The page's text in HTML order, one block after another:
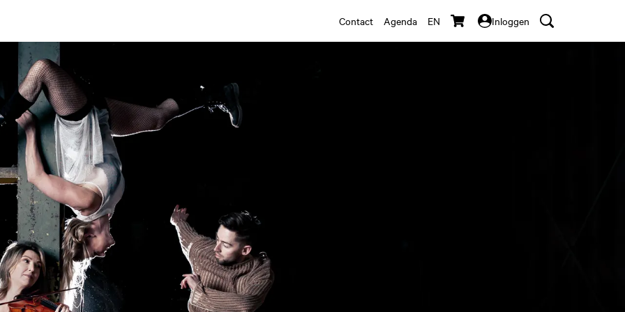
Contact Agenda EN Inloggen